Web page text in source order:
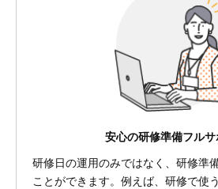
安心の研修準備フルサ
研修日の運用のみではなく、研修準
ことができます。例えば、研修で使